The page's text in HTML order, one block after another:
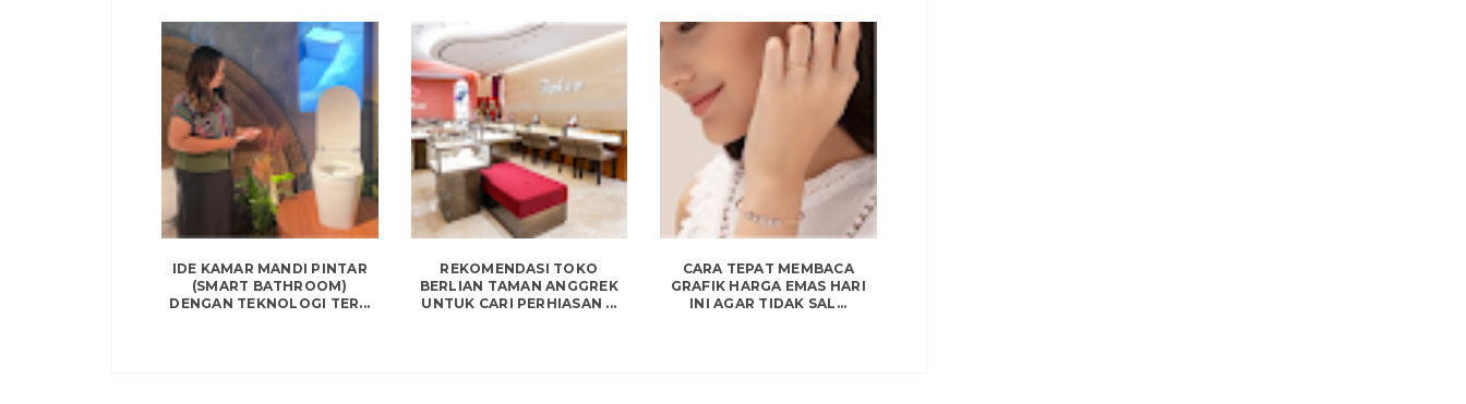
IDE KAMAR MANDI PINTAR
(SMART BATHROOM)
DENGAN TEKNOLOGI TER...
REKOMENDASI TOKO
BERLIAN TAMAN ANGGREK
UNTUK CARI PERHIASAN ...
CARA TEPAT MEMBACA
GRAFIK HARGA EMAS HARI
INI AGAR TIDAK SAL...